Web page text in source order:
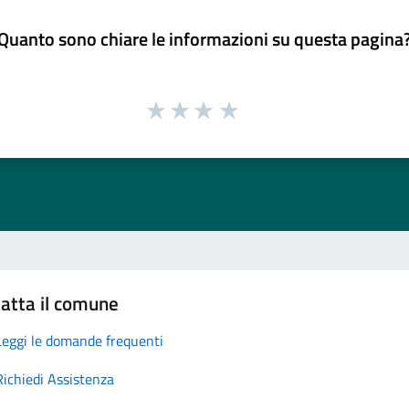
sono chiare le informazioni su questa
il comune
le domande frequenti
Assistenza